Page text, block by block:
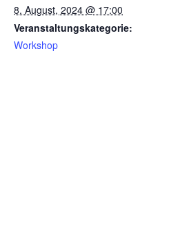
8. August, 2024 @ 17:00
Veranstaltungskategorie:
Workshop